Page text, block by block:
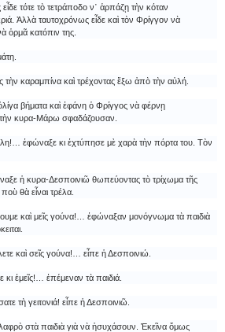
τότε τὸ τετράποδο ν᾿ ἁρπάζῃ τὴν κόταν
Ἀλλὰ ταυτοχρόνως εἶδε καὶ τὸν Φρίγγον νὰ
ὁρμᾶ κατόπιν της.
καραμπίνα καὶ τρέχοντας ἔξω ἀπὸ τὴν αὐλή.
βήματα καὶ ἐφάνη ὁ Φρίγγος νὰ φέρνῃ
τὴν κυρα-Μάρω σφαδάζουσαν.
ἐφώναξε κι ἐχτύπησε μὲ χαρὰ τὴν πόρτα του. Τὸν
ἡ κυρα-Δεσποινιῶ θωπεύοντας τὸ τρίχωμα τῆς
θὰ εἶναι τρέλα.
καὶ μεῖς γούνα!… ἐφώναξαν μονόγνωμα τὰ παιδιὰ
καὶ σεῖς γούνα!… εἶπε ἡ Δεσποινιώ.
κι ἐμεῖς!… ἐπέμεναν τὰ παιδιά.
τὴ γειτονιά! εἶπε ἡ Δεσποινιῶ.
στὰ παιδιὰ γιὰ νὰ ἡσυχάσουν. Ἐκεῖνα ὅμως